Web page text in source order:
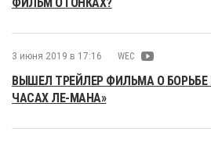
3 июня 2019 в 17:16 WEC
ВЫШЕЛ ТРЕЙЛЕР ФИЛЬМА О БОРЬБЕ
ЧАСАХ ЛЕ-МАНА»